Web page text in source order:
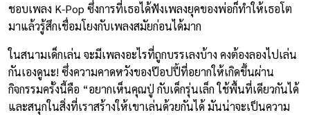
ชอบเพลง K-Pop ซึ่งการที่เธอได้ฟังเพลงยุคของพ่อก็ทำให้เธอโต
มาแล้วรู้สึกเชื่อมโยงกับเพลงสมัยก่อนได้มาก
ในสนามเด็กเล่น จะมีเพลงอะไรที่ถูกบรรเลงบ้าง คงต้องลองไปเล่น
กันเองดูนะ! ซึ่งความคาดหวังของป๊อปปี้ที่อยากให้เกิดขึ้นผ่าน
กิจกรรมครั้งนี้คือ “อยากเห็นคุณปู่ กับเด็กรุ่นเล็ก ใช้พื้นที่เดียวกันได้
และสนุกในสิ่งที่เราสร้างให้เขาเล่นด้วยกันได้ มันน่าจะเป็นความ